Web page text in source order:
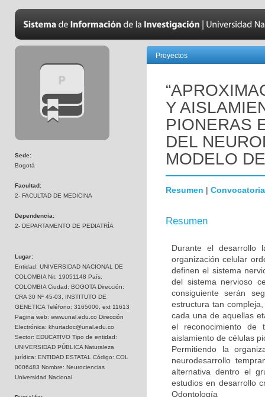
Sede:
Bogotá
Facultad:
2- FACULTAD DE MEDICINA
Dependencia:
2- DEPARTAMENTO DE PEDIATRÍA
Lugar:
Entidad: UNIVERSIDAD NACIONAL DE
COLOMBIA Nit: 19051148 País:
COLOMBIA Ciudad: BOGOTA Dirección:
CRA 30 Nª 45-03, INSTITUTO DE
GENETICA Teléfono: 3165000, ext 11613
Pagina web: www.unal.edu.co Dirección
Electrónica: khurtadoc@unal.edu.co
Sector: EDUCATIVO Tipo de entidad:
UNIVERSIDAD PÚBLICA Naturaleza
jurídica: ENTIDAD ESTATAL Código: COL
0006483 Nombre: Neurociencias
Universidad Nacional
Proyectos
Y
PIONERAS
DEL
MODELO
Resumen | Convocatoria
Resumen
Durante el desarrollo
organización celular
definen el sistema
del sistema nervioso
consiguiente serán
estructura tan
cada una de aquellas
el reconocimiento de
aislamiento de células
Permitiendo la
neurodesarrollo
alternativa dentro el
estudios en desarrollo
Odontología